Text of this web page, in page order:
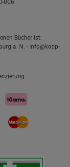
006
Bücher ist:
a. N. - info@kopp-